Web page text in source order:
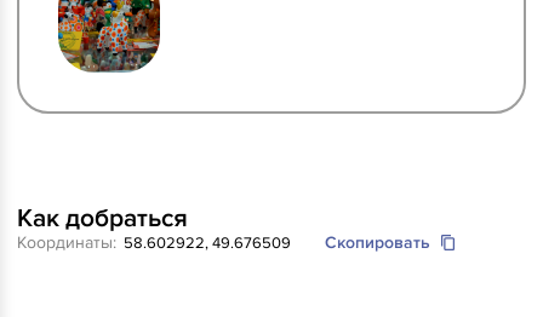
Координаты: Скопировать
Как добраться